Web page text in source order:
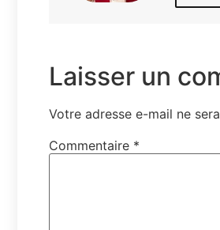
Laisser un
Votre adresse e-mail ne
Commentaire *